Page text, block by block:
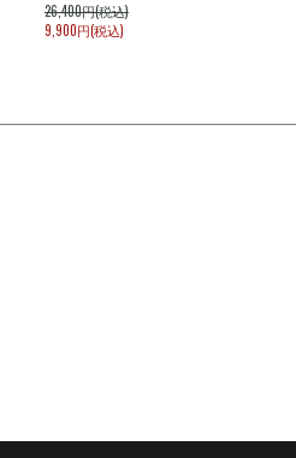
26,400円(税込)
9,900円(税込)